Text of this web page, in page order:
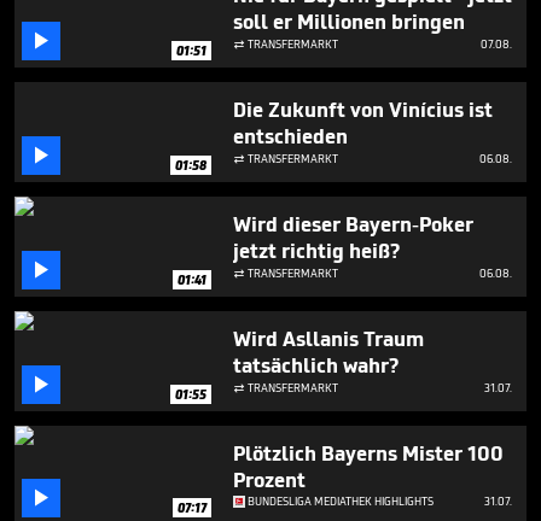
0  01:51
soll er Millionen bringen
 TRANSFERMARKT 07.08.
 01:58
Die Zukunft von Vinícius ist
entschieden
 TRANSFERMARKT 06.08.
 01:41
Wird dieser Bayern-Poker
jetzt richtig heiß?
 TRANSFERMARKT 06.08.
 01:55
Wird Asllanis Traum
tatsächlich wahr?
 TRANSFERMARKT 31.07.
 07:17
Plötzlich Bayerns Mister 100
Prozent
BUNDESLIGA MEDIATHEK HIGHLIGHTS 31.07.